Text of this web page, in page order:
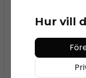
Hur vill